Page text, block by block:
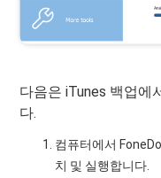
다음은 iTunes 백업에
다.
컴퓨터에서
치 및 실행합니다.